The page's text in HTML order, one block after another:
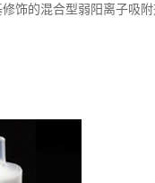
饰的混合型弱阳离子吸